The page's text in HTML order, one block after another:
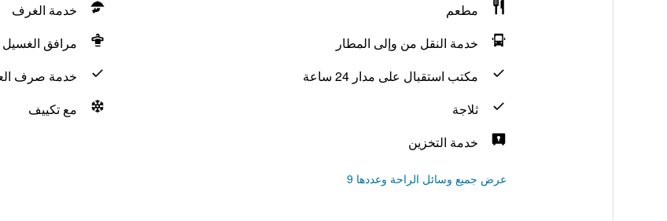
مطعم
خدمة الغرف
خدمة النقل من وإلى المطار
مرافق الغسيل
مكتب استقبال على مدار 24 ساعة
خدمة صرف
ثلاجة
مع تكييف
خدمة التخزين
عرض جميع وسائل الراحة وعددها 9